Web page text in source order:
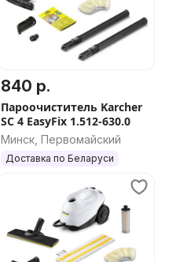
840 р.
Пароочиститель Karcher
SC 4 EasyFix 1.512-630.0
Минск, Первомайский
Доставка по Беларуси